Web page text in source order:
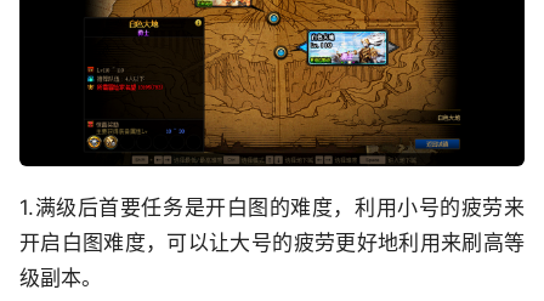
1.满级后首要任务是开白图的难度，利用小号的疲劳来
开启白图难度，可以让大号的疲劳更好地利用来刷高等
级副本。